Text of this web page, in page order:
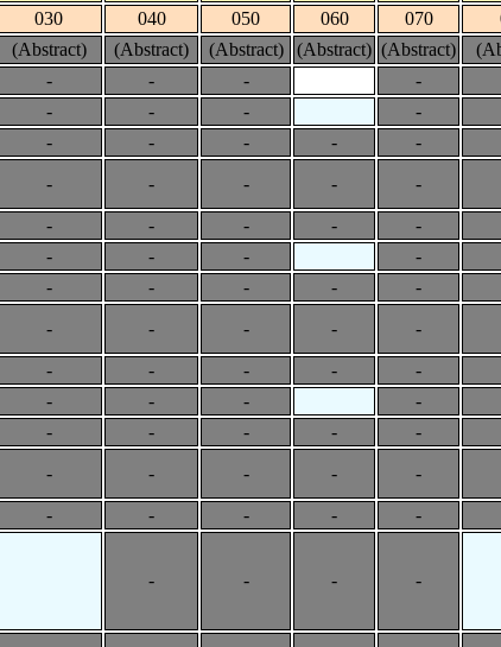
030 040 050 060 070
(Abstract) (Abstract) (Abstract) (Abstract) (Abstract)
- - - -
- - - -
- - - - -
- - - - -
- - - - -
- - - -
- - - - -
- - - - -
- - - - -
- - - -
- - - - -
- - - - -
- - - - -
-
- - -